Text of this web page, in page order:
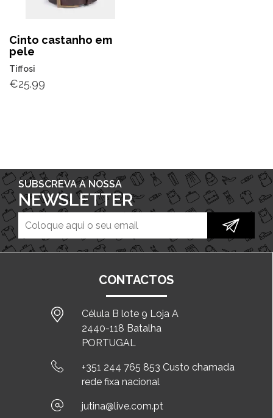
Cinto castanho em
pele
Tiffosi
€25.99
SUBSCREVA A NOSSA
NEWSLETTER
CONTACTOS
Célula B lote 9 Loja A
2440-118 Batalha
PORTUGAL
+351 244 765 853 Custo chamada
rede fixa nacional
jutina@live.com.pt